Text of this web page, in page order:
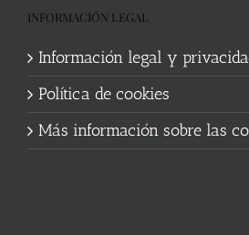
INFORMACIÓN LEGAL
Información legal y
Política de cookies
Más información sobre las